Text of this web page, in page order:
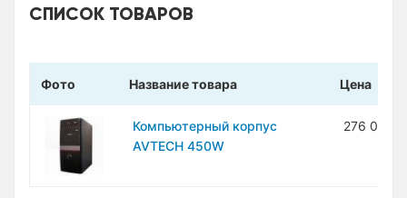
СПИСОК ТОВАРОВ
Фото Название товара Цена
Компьютерный корпус
AVTECH 450W
276 000